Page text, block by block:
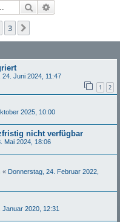
Suche
3
24. Juni 2024, 11:47
1 2
2025, 10:00
nicht verfügbar
Mai 2024, 18:06
« Donnerstag, 24. Februar 2022,
Januar 2020, 12:31